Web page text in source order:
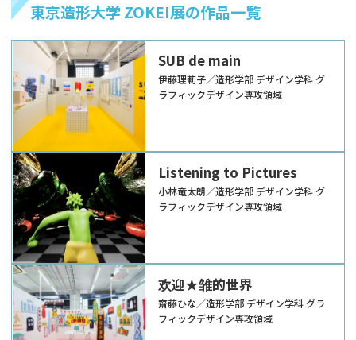
東京造形大学 ZOKEI展の作品一覧
SUB de main
伊藤理莉子／造形学部 デザイン学科 グ
ラフィックデザイン専攻領域
Listening to Pictures
小林竜太朗／造形学部 デザイン学科 グ
ラフィックデザイン専攻領域
欢迎★雏的世界
齋藤ひな／造形学部 デザイン学科 グラ
フィックデザイン専攻領域